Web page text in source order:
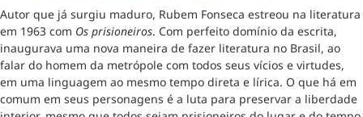
Autor que já surgiu maduro, Rubem Fonseca estreou na literatura
em 1963 com Os prisioneiros. Com perfeito domínio da escrita,
inaugurava uma nova maneira de fazer literatura no Brasil, ao
falar do homem da metrópole com todos seus vícios e virtudes,
em uma linguagem ao mesmo tempo direta e lírica. O que há em
comum em seus personagens é a luta para preservar a liberdade